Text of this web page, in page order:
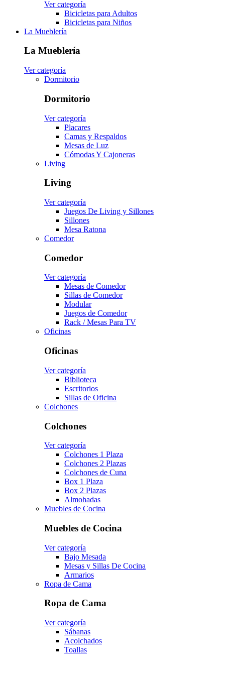
Ver categoría
Bicicletas para Adultos
Bicicletas para Niños
La Mueblería
La Mueblería
Ver categoría
Dormitorio
Dormitorio
Ver categoría
Placares
Camas y Respaldos
Mesas de Luz
Cómodas Y Cajoneras
Living
Living
Ver categoría
Juegos De Living y Sillones
Sillones
Mesa Ratona
Comedor
Comedor
Ver categoría
Mesas de Comedor
Sillas de Comedor
Modular
Juegos de Comedor
Rack / Mesas Para TV
Oficinas
Oficinas
Ver categoría
Biblioteca
Escritorios
Sillas de Oficina
Colchones
Colchones
Ver categoría
Colchones 1 Plaza
Colchones 2 Plazas
Colchones de Cuna
Box 1 Plaza
Box 2 Plazas
Almohadas
Muebles de Cocina
Muebles de Cocina
Ver categoría
Bajo Mesada
Mesas y Sillas De Cocina
Armarios
Ropa de Cama
Ropa de Cama
Ver categoría
Sábanas
Acolchados
Toallas